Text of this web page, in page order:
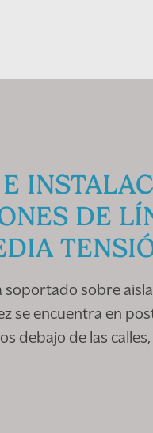
DE
soportado sobre
se encuentra en
debajo de las